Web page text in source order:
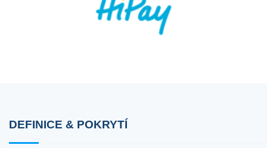
DEFINICE & POKRYTÍ